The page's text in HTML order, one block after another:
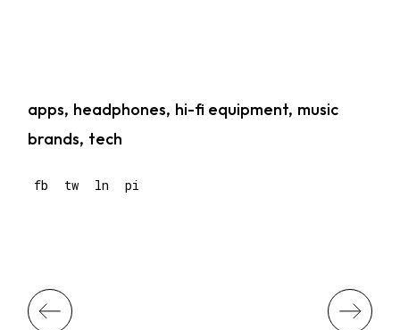
apps headphones hi-fi equipment music
brands tech
fb tw ln pi